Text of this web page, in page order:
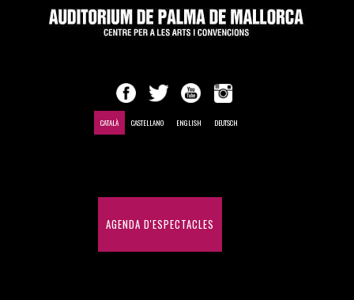
CATALÀ CASTELLANO ENGLISH DEUTSCH
AGENDA D'ESPECTACLES